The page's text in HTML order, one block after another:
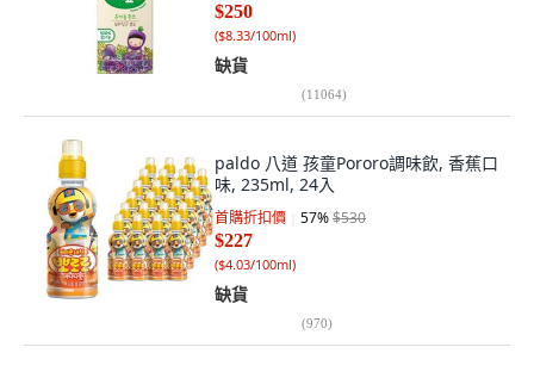
$250
($8.33/100ml)
缺貨
(11064)
paldo 八道 孩童Pororo調味飲, 香蕉口
味, 235ml, 24入
首購折扣價 57%$530
$227
($4.03/100ml)
缺貨
(970)